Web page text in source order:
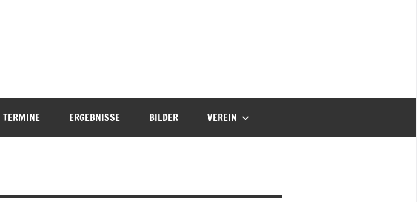
TERMINE ERGEBNISSE BILDER VEREIN